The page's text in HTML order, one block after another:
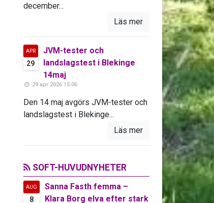
december...
Läs mer
APR
29
JVM-tester och
landslagstest i Blekinge
14maj
29 apr 2026 15:06
Den 14 maj avgörs JVM-tester och
landslagstest i Blekinge...
Läs mer
SOFT-HUVUDNYHETER
AUG
8
Sanna Fasth femma –
Klara Borg elva efter stark